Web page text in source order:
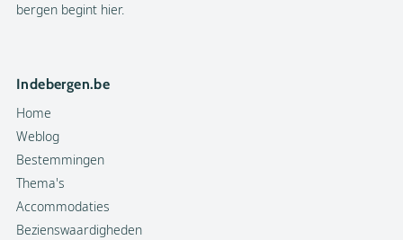
bergen begint hier.
Indebergen.be
Home
Weblog
Bestemmingen
Thema's
Accommodaties
Bezienswaardigheden